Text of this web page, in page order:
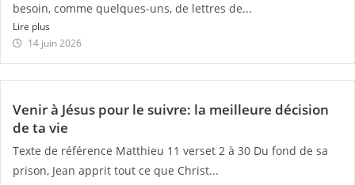
besoin, comme quelques-uns, de lettres de...
Lire plus
14 juin 2026
Venir à Jésus pour le suivre: la meilleure décision
de ta vie
Texte de référence Matthieu 11 verset 2 à 30 Du fond de sa
prison, Jean apprit tout ce que Christ...